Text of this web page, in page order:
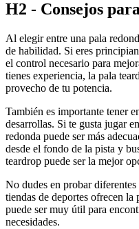
H2 - Consejos
Al elegir entre una pala
de habilidad. Si eres
el control necesario para
tienes experiencia, la pala
provecho de tu potencia.
También es importante tener
desarrollas. Si te gusta jugar
redonda puede ser más
desde el fondo de la pista y
teardrop puede ser la mejor
No dudes en probar
tiendas de deportes ofrecen
puede ser muy útil para
necesidades.